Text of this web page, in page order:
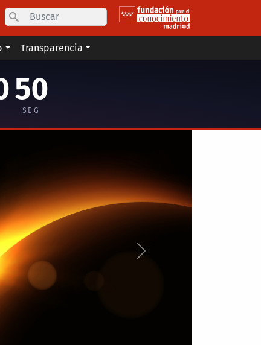
Search
Transparencia
49
SEG
Siguiente